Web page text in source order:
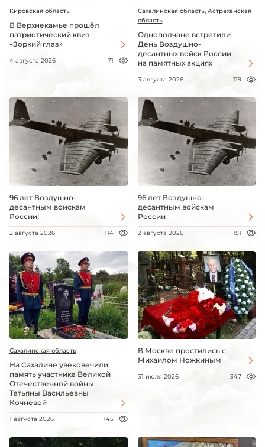
Кировская область
В Верхнекамье прошёл
патриотический квиз
«Зоркий глаз»
4 августа 2026 71
Сахалинская область, Астраханская
область
Однополчане встретили
День Воздушно-
десантных войск России
на памятных акциях
3 августа 2026 119
96 лет Воздушно-
десантным войскам
России!
2 августа 2026 114
96 лет Воздушно-
десантным войскам
России
2 августа 2026 151
Сахалинская область
На Сахалине увековечили
память участника Великой
Отечественной войны
Татьяны Васильевны
Кочневой
1 августа 2026 145
В Москве простились с
Михаилом Ножкиным
31 июля 2026 347